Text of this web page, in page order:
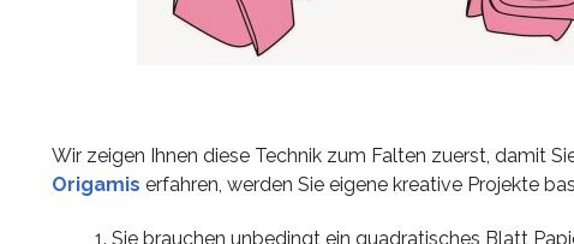
Wir zeigen Ihnen diese Technik zum Falten zuerst, damit
Origamis erfahren, werden Sie eigene kreative Projekte
Sie brauchen unbedingt ein quadratisches Blatt